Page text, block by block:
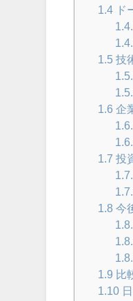
1.4 ド
1.5 技
1.6 企
1.7 投
1.8 今
1.9 比
1.10